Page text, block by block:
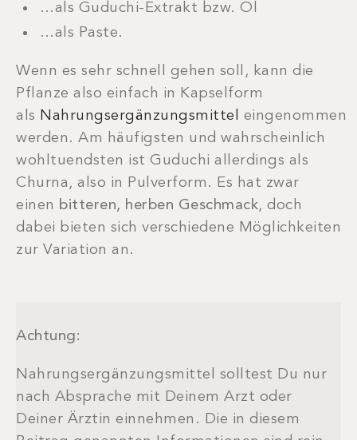
JETZT BUCHEN
…als Guduchi-Extrakt bzw. Öl
…als Paste.
Wenn es sehr schnell gehen soll, kann die
Pflanze also einfach in Kapselform
als Nahrungsergänzungsmittel eingenommen
werden. Am häufigsten und wahrscheinlich
wohltuendsten ist Guduchi allerdings als
Churna, also in Pulverform. Es hat zwar
einen bitteren, herben Geschmack, doch
dabei bieten sich verschiedene Möglichkeiten
zur Variation an.
Achtung:
Nahrungsergänzungsmittel solltest Du nur
nach Absprache mit Deinem Arzt oder
Deiner Ärztin einnehmen. Die in diesem